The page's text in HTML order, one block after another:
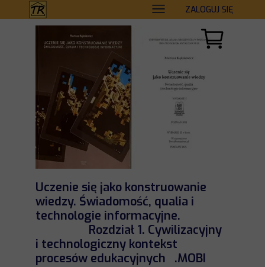
ZALOGUJ SIĘ
Uczenie się jako konstruowanie
wiedzy. Świadomość, qualia i
technologie informacyjne.
Rozdział 1. Cywilizacyjny
i technologiczny kontekst
procesów edukacyjnych .MOBI